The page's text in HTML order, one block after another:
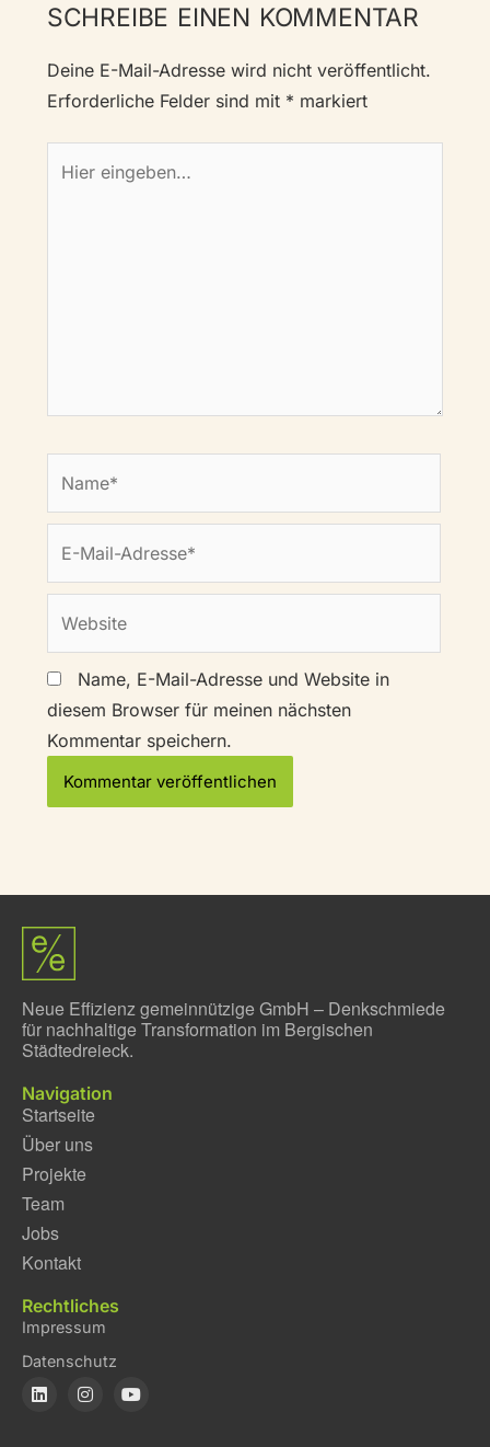
SCHREIBE EINEN KOMMENTAR
Deine E-Mail-Adresse wird nicht veröffentlicht.
Erforderliche Felder sind mit * markiert
eingeben…
Adresse*
Name, E-Mail-Adresse und Website in
diesem Browser für meinen nächsten
Kommentar speichern.
Neue Effizienz gemeinnützige GmbH – Denkschmiede
für nachhaltige Transformation im Bergischen
Städtedreieck.
Navigation
Startseite
Über uns
Projekte
Team
Jobs
Kontakt
Rechtliches
Impressum
Datenschutz
L
i
I
n
Y
o